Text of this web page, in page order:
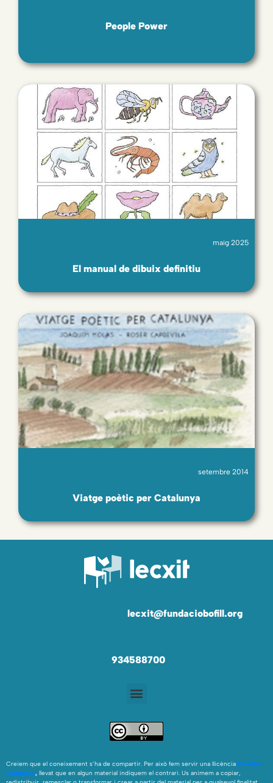
People Power
maig 2025
El manual de dibuix definitiu
setembre 2014
Viatge poètic per Catalunya
lecxit@fundaciobofill.org
934588700
Creiem que el coneixement s’ha de compartir. Per això fem servir una llicència Creative
Commons, llevat que en algun material indiquem el contrari. Us animem a copiar,